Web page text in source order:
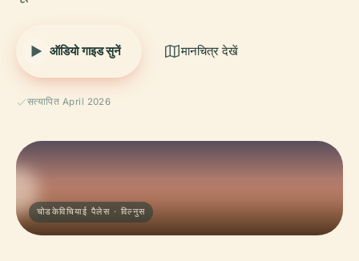
ऑडियो गाइड सुनें मानचित्र देखें
सत्यापित April 2026
चोडकेविचियाई पैलेस · विल्नुस